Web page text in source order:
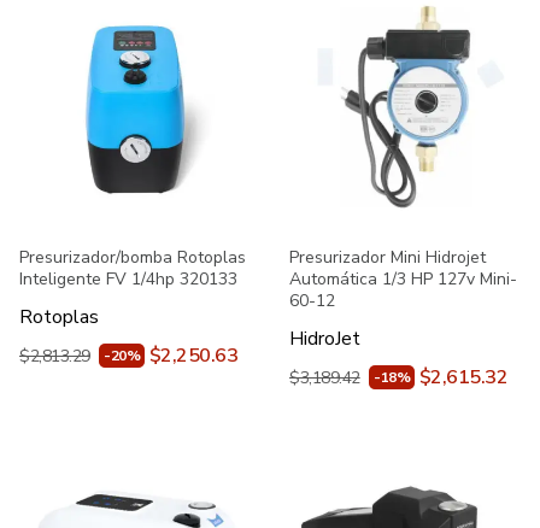
Presurizador/bomba Rotoplas
Inteligente FV 1/4hp 320133
Rotoplas
$2,813.29 -20% $2,250.63
Presurizador Mini Hidrojet
Automática 1/3 HP 127v Mini-
60-12
HidroJet
$3,189.42 -18% $2,615.32